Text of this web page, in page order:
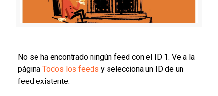
No se ha encontrado ningún feed con el ID 1. Ve a la
página Todos los feeds y selecciona un ID de un
feed existente.